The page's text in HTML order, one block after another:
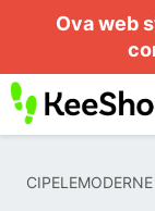
Ova web
CIPELEMODERNE